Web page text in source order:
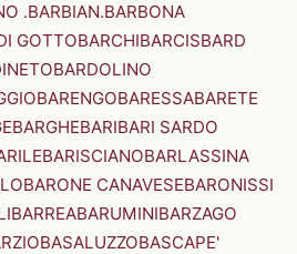
.BARBIAN.BARBONA
GOTTOBARCHIBARCISBARD
BARDOLINO
BARENGOBARESSABARETE
BARGHEBARIBARI SARDO
BARISCIANOBARLASSINA
BARONE CANAVESEBARONISSI
BARREABARUMINIBARZAGO
BASALUZZOBASCAPE'